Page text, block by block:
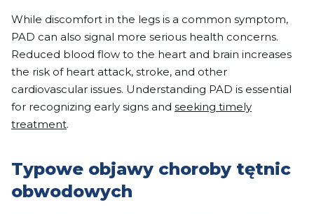
While discomfort in the legs is a common symptom,
PAD can also signal more serious health concerns.
Reduced blood flow to the heart and brain increases
the risk of heart attack, stroke, and other
cardiovascular issues. Understanding PAD is essential
for recognizing early signs and seeking timely
treatment.
Typowe objawy choroby tętnic
obwodowych